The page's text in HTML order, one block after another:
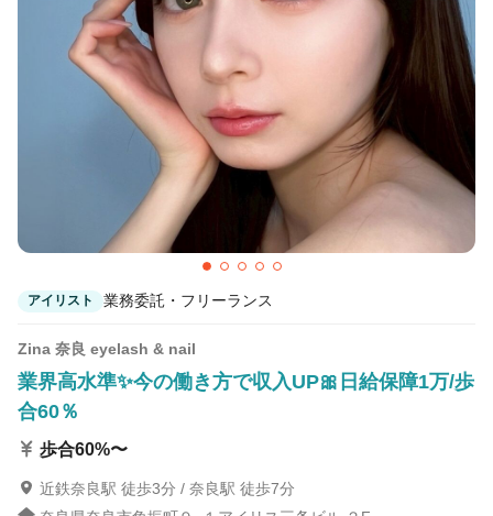
アイリスト 業務委託・フリーランス
Zina 奈良 eyelash & nail
業界高水準✨今の働き方で収入UP🎀日給保障1万/歩
合60％
歩合60%〜
近鉄奈良駅 徒歩3分 / 奈良駅 徒歩7分